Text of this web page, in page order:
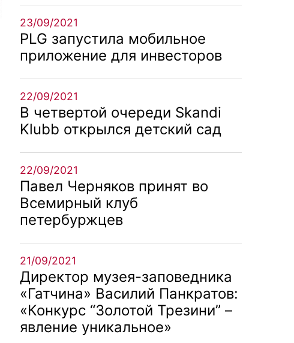
23/09/2021
PLG запустила мобильное
приложение для инвесторов
22/09/2021
В четвертой очереди Skandi
Klubb открылся детский сад
22/09/2021
Павел Черняков принят во
Всемирный клуб
петербуржцев
21/09/2021
Директор музея-заповедника
«Гатчина» Василий Панкратов:
«Конкурс “Золотой Трезини” –
явление уникальное»